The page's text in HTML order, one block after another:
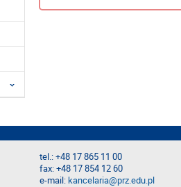
tel.: +48 17 865 11 00
fax: +48 17 854 12 60
e-mail:kancelaria@prz.edu.pl